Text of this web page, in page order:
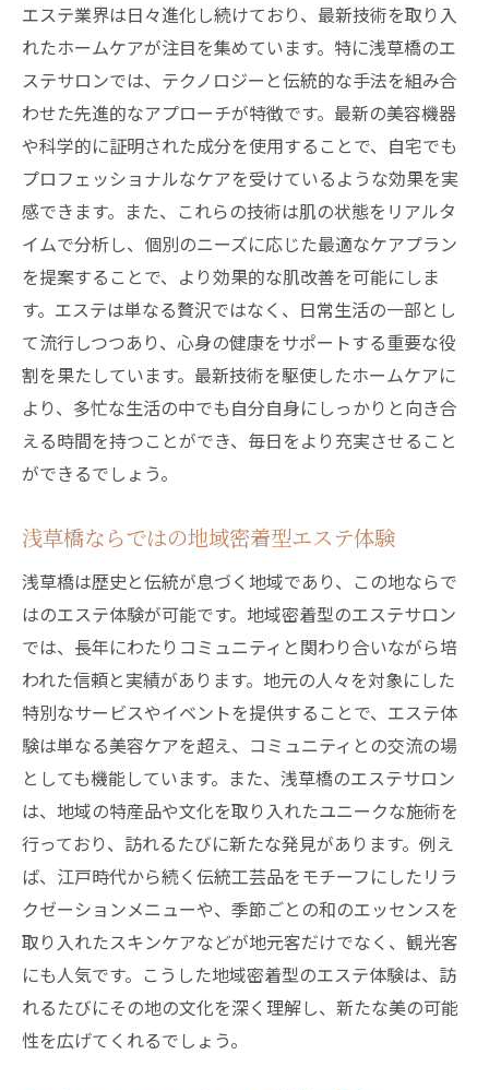
ン事例
エステホームケアの効果で心身をリフレッシュ
する浅草橋
エステがもたらすメンタルヘルスへの影響
肌質改善に役立つホームケアの施術
リラクゼーション効果を実感する瞬間
浅草橋の人気エステメニューランキング
ホームケアを通じたセルフケアのすすめ
エステ施術後の持続的な効果を引き出す方
法
浅草橋のエステホームケアで体験する心地よい
癒しの時間
訪れるたびに発見する癒しの空間
効果
ごし方
浅草橋での非日常体験がもたらす心の平穏
施術者とのコミュニケーションによる安心
感
再訪したくなる浅草橋のエステホームケア
の魅力
エステのパワーでストレスを解消する浅草橋の
ホームケア
ストレス社会におけるエステの役割
エステ施術が導く心身のリセット効果
ストレス緩和に効果的なエステメニュー
仕事帰りに最適なリラクゼーションスポッ
エステ業界は日々進化し続けており、最新技術を取り入
れたホームケアが注目を集めています。特に浅草橋のエ
ステサロンでは、テクノロジーと伝統的な手法を組み合
わせた先進的なアプローチが特徴です。最新の美容機器
や科学的に証明された成分を使用することで、自宅でも
プロフェッショナルなケアを受けているような効果を実
感できます。また、これらの技術は肌の状態をリアルタ
イムで分析し、個別のニーズに応じた最適なケアプラン
を提案することで、より効果的な肌改善を可能にしま
す。エステは単なる贅沢ではなく、日常生活の一部とし
て流行しつつあり、心身の健康をサポートする重要な役
割を果たしています。最新技術を駆使したホームケアに
より、多忙な生活の中でも自分自身にしっかりと向き合
える時間を持つことができ、毎日をより充実させること
ができるでしょう。
浅草橋ならではの地域密着型エステ体験
浅草橋は歴史と伝統が息づく地域であり、この地ならで
はのエステ体験が可能です。地域密着型のエステサロン
では、長年にわたりコミュニティと関わり合いながら培
われた信頼と実績があります。地元の人々を対象にした
特別なサービスやイベントを提供することで、エステ体
験は単なる美容ケアを超え、コミュニティとの交流の場
としても機能しています。また、浅草橋のエステサロン
は、地域の特産品や文化を取り入れたユニークな施術を
行っており、訪れるたびに新たな発見があります。例え
ば、江戸時代から続く伝統工芸品をモチーフにしたリラ
クゼーションメニューや、季節ごとの和のエッセンスを
取り入れたスキンケアなどが地元客だけでなく、観光客
にも人気です。こうした地域密着型のエステ体験は、訪
れるたびにその地の文化を深く理解し、新たな美の可能
性を広げてくれるでしょう。